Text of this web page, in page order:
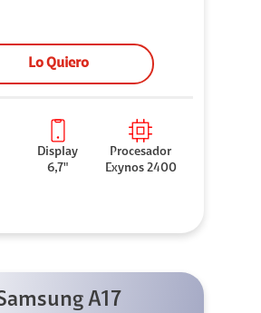
Lo Quiero
Display
6,7"
Procesador
Exynos 2400
A17